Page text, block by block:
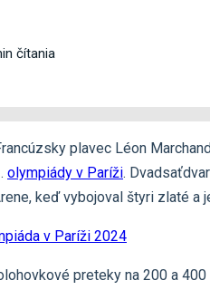
čítania
plavec Léon
olympiády v Paríži.
keď vybojoval štyri zlaté a
v Paríži 2024
preteky na 200 a